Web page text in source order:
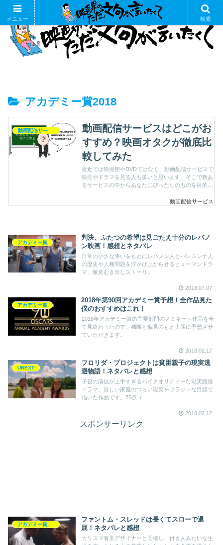
アカデミー賞2018
動画配信サービスはどこがお
すすめ？映画オタクが徹底比
較してみた
最近では映画館やDVDではなく、動画配信サービスで
映画やドラマを見る人も多いと思います。そこで数あ
るサービスの中からあなたにぴったりのものを目的別
動画配信サービス
アカデミー賞
判決、ふたつの希望は見ごたえ十分のレバノ
ン映画！感想とネタバレ
日常の小さな争いをもとにレバノン人とパレスシナ人
の歴史や人種問題を浮かび上がらせるヒューマンドラ
マ。敵意むき出しストーリ...
2018.07.07
アカデミー賞
2018年第90回アカデミー賞予想！全作品見た
僕のおすすめはこれ！
2018年アカデミー賞の主要部門のノミネート作品を全
て見終わったので、独断と偏見のもと大胆に予想させ
ていただきます。
2018.02.17
UNEXT
フロリダ・プロジェクトは貧困親子の現実逃
避物語！ネタバレと感想
子役の演技が上手すぎるハイクオリティーな現実路線
ドラマ。貧しい家庭のつらい現実をフラットな目線で
描いた作品です。75点（...
2018.02.12
スポンサーリンク
ファントム・スレッドは長くてスローで退
屈！ネタバレと感想
カリスマ有名デザイナーと同棲し、付き人みたいな生
メニュー 検索